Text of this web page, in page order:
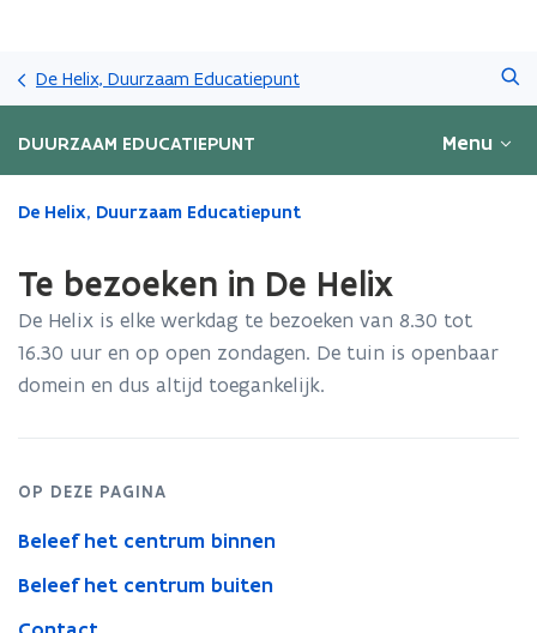
en
naar
gaan
De Helix, Duurzaam Educatiepunt
DUURZAAM EDUCATIEPUNT Menu
Gedaan
bevindt
op:
Helix
De Helix, Duurzaam Educatiepunt
Te bezoeken in De Helix
De Helix is elke werkdag te bezoeken van 8.30 tot
16.30 uur en op open zondagen. De tuin is openbaar
domein en dus altijd toegankelijk.
OP DEZE PAGINA
Beleef het centrum binnen
Beleef het centrum buiten